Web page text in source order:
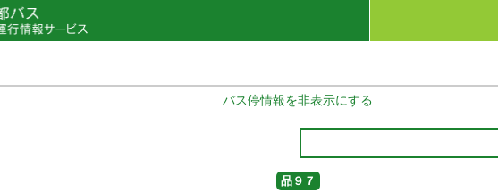
バス停情報を非表示にする
品９７